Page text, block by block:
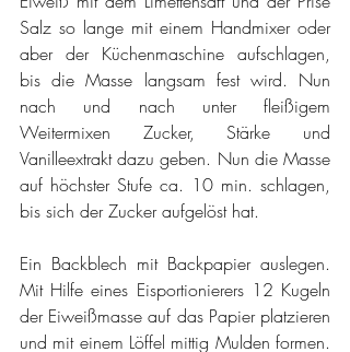
Salz so lange mit einem Handmixer oder
aber der Küchenmaschine aufschlagen,
bis die Masse langsam fest wird. Nun
nach und nach unter fleißigem
Weitermixen Zucker, Stärke und
Vanilleextrakt dazu geben. Nun die Masse
auf höchster Stufe ca. 10 min. schlagen,
bis sich der Zucker aufgelöst hat.
Ein Backblech mit Backpapier auslegen.
Mit Hilfe eines Eisportionierers 12 Kugeln
der Eiweißmasse auf das Papier platzieren
und mit einem Löffel mittig Mulden formen.